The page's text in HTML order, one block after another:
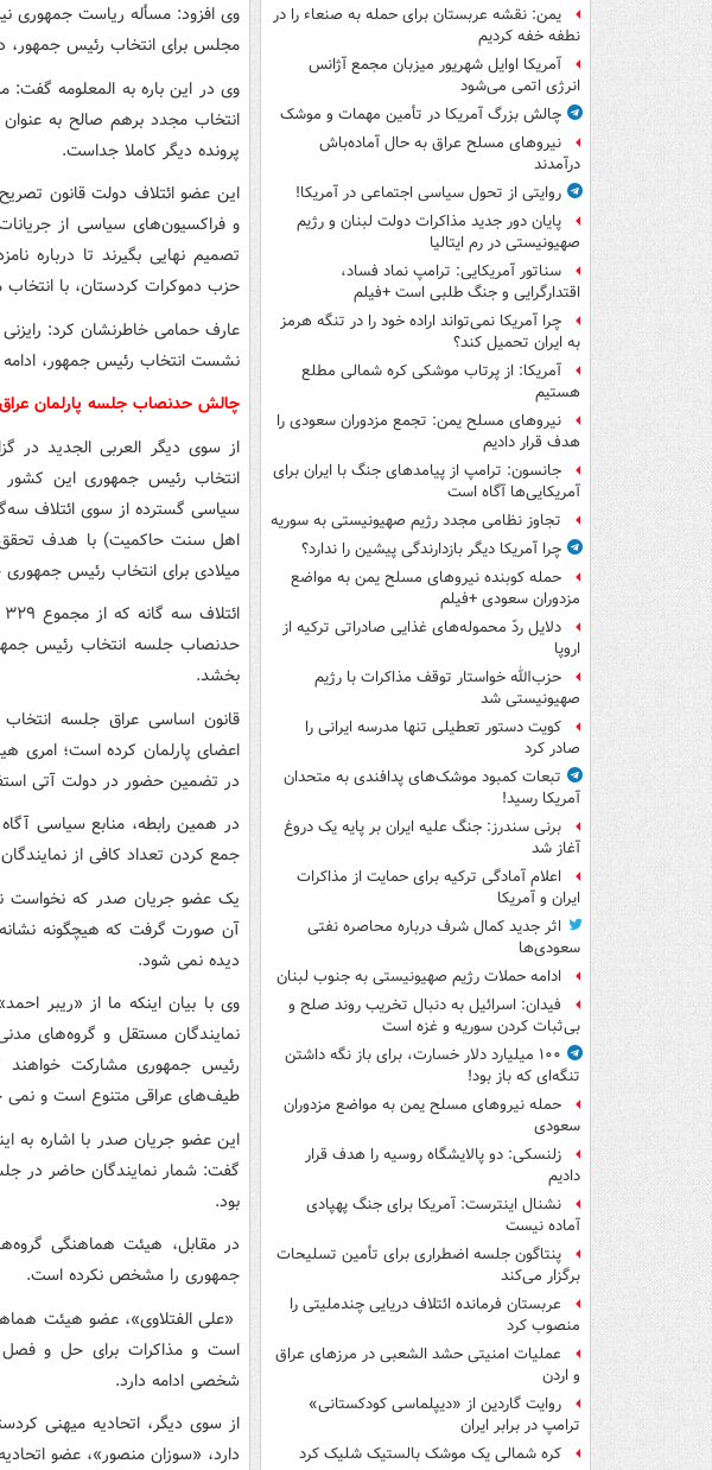
یمن: نقشه عربستان برای حمله به صنعاء را در
نطفه خفه کردیم
آمریکا اوایل شهریور میزبان مجمع آژانس
انرژی اتمی می‌شود
چالش بزرگ آمریکا در تأمین مهمات و موشک
نیروهای مسلح عراق به حال آماده‌باش
درآمدند
روایتی از تحول سیاسی اجتماعی در آمریکا!
پایان دور جدید مذاکرات دولت لبنان و رژیم
صهیونیستی در رم ایتالیا
سناتور آمریکایی: ترامپ نماد فساد،
اقتدارگرایی و جنگ طلبی است +فیلم
چرا آمریکا نمی‌تواند اراده خود را در تنگه هرمز
به ایران تحمیل کند؟
آمریکا: از پرتاب موشکی کره شمالی مطلع
هستیم
نیروهای مسلح یمن: تجمع مزدوران سعودی را
هدف قرار دادیم
جانسون: ترامپ از پیامدهای جنگ با ایران برای
آمریکایی‌ها آگاه است
تجاوز نظامی مجدد رژیم صهیونیستی به سوریه
چرا آمریکا دیگر بازدارندگی پیشین را ندارد؟
حمله کوبنده نیروهای مسلح یمن به مواضع
مزدوران سعودی +فیلم
دلایل ردّ محموله‌های غذایی صادراتی ترکیه از
اروپا
حزب‌الله خواستار توقف مذاکرات با رژیم
صهیونیستی شد
کویت دستور تعطیلی تنها مدرسه ایرانی را
صادر کرد
تبعات کمبود موشک‌های پدافندی به متحدان
آمریکا رسید!
برنی سندرز: جنگ علیه ایران بر پایه یک دروغ
آغاز شد
اعلام آمادگی ترکیه برای حمایت از مذاکرات
ایران و آمریکا
اثر جدید کمال شرف درباره محاصره نفتی
سعودی‌ها
ادامه حملات رژیم صهیونیستی به جنوب لبنان
فیدان: اسرائیل به دنبال تخریب روند صلح و
بی‌ثبات کردن سوریه و غزه است
۱۰۰ میلیارد دلار خسارت، برای باز نگه داشتن
تنگه‌ای که باز بود!
حمله نیروهای مسلح یمن به مواضع مزدوران
سعودی
زلنسکی: دو پالایشگاه روسیه را هدف قرار
دادیم
نشنال اینترست: آمریکا برای جنگ پهپادی
آماده نیست
پنتاگون جلسه اضطراری برای تأمین تسلیحات
برگزار می‌کند
عربستان فرمانده ائتلاف دریایی چندملیتی را
منصوب کرد
عملیات امنیتی حشد الشعبی در مرزهای عراق
و اردن
روایت گاردین از «دیپلماسی کودکستانی»
ترامپ در برابر ایران
کره شمالی یک موشک بالستیک شلیک کرد
وی افزود: مسأله ریاست جمهوری
مجلس برای انتخاب رئیس جمهور،
وی در این باره به المعلومه گفت:
انتخاب مجدد برهم صالح به عنوان
پرونده دیگر کاملا جداست.
این عضو ائتلاف دولت قانون
و فراکسیون‌های سیاسی از
تصمیم نهایی بگیرند تا درباره
حزب دموکرات کردستان، با
عارف حمامی خاطرنشان کرد: رایزنی
نشست انتخاب رئیس جمهور، ادامه
چالش حدنصاب جلسه پارلمان عراق
از سوی دیگر العربی الجدید در
انتخاب رئیس جمهوری این
سیاسی گسترده از سوی ائتلاف
اهل سنت حاکمیت) با هدف
میلادی برای انتخاب رئیس
بخشد.
قانون اساسی عراق جلسه
اعضای پارلمان کرده است؛ امری
در تضمین حضور در دولت آتی
در همین رابطه، منابع سیاسی
جمع کردن تعداد کافی از
یک عضو جریان صدر که نخواست
آن صورت گرفت که هیچگونه
دیده نمی شود.
وی با بیان اینکه ما از «ریبر
نمایندگان مستقل و گروه‌های
رئیس جمهوری مشارکت خواهند
طیف‌های عراقی متنوع است و نمی
این عضو جریان صدر با اشاره به
بود.
در مقابل، هیئت هماهنگی
جمهوری را مشخص نکرده است.
«علی الفتلاوی»، عضو هیئت
است و مذاکرات برای حل و فصل
شخصی ادامه دارد.
از سوی دیگر، اتحادیه میهنی
دارد، «سوزان منصور»، عضو